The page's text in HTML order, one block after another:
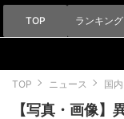
TOP ランキング
TOP ニュース 国内
【写真・画像】